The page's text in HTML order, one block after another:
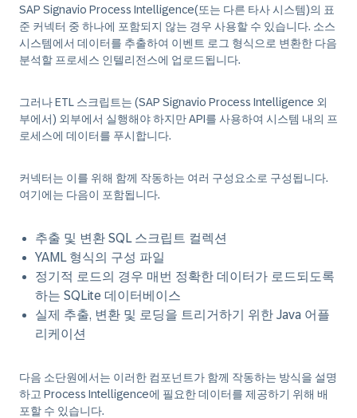
SAP Signavio Process Intelligence(또는 다른 타사 시스템)의 표
준 커넥터 중 하나에 포함되지 않는 경우 사용할 수 있습니다. 소스
시스템에서 데이터를 추출하여 이벤트 로그 형식으로 변환한 다음
분석할 프로세스 인텔리전스에 업로드됩니다.
그러나 ETL 스크립트는 (SAP Signavio Process Intelligence 외
부에서) 외부에서 실행해야 하지만 API를 사용하여 시스템 내의 프
로세스에 데이터를 푸시합니다.
커넥터는 이를 위해 함께 작동하는 여러 구성요소로 구성됩니다.
여기에는 다음이 포함됩니다.
추출 및 변환 SQL 스크립트 컬렉션
YAML 형식의 구성 파일
정기적 로드의 경우 매번 정확한 데이터가 로드되도록
하는 SQLite 데이터베이스
실제 추출, 변환 및 로딩을 트리거하기 위한 Java 어플
리케이션
다음 소단원에서는 이러한 컴포넌트가 함께 작동하는 방식을 설명
하고 Process Intelligence에 필요한 데이터를 제공하기 위해 배
포할 수 있습니다.